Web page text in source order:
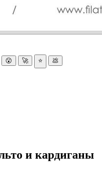
😮 🚀 ⭐ 💩
и кардиганы